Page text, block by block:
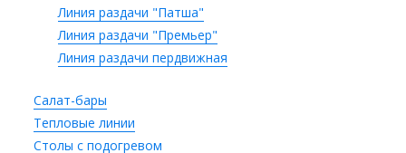
Линия раздачи "Патша"
Линия раздачи "Премьер"
Линия раздачи пердвижная
Салат-бары
Тепловые линии
Столы с подогревом